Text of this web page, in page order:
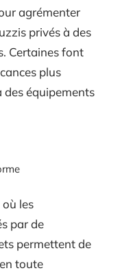
agrémenter
privés à des
Certaines font
plus
des équipements
les
par de
permettent de
toute